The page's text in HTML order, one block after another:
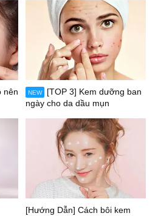
nên
NEW
[TOP 3] Kem dưỡng ban
ngày cho da dầu mụn
[Hướng Dẫn] Cách bôi kem